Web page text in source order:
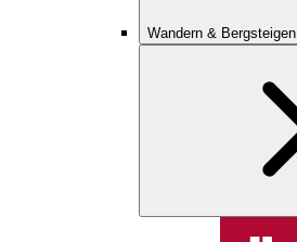
Wandern & Bergsteigen